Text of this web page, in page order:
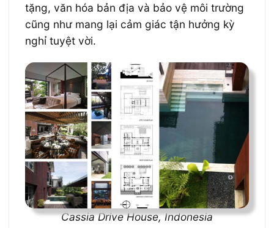
tặng, văn hóa bản địa và bảo vệ môi trường
cũng như mang lại cảm giác tận hưởng kỳ
nghỉ tuyệt vời.
Cassia Drive House, Indonesia